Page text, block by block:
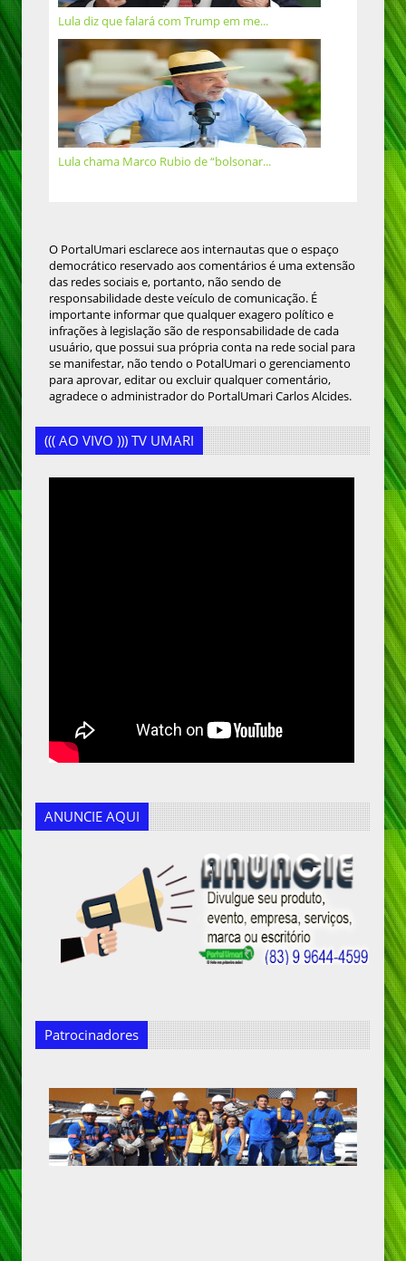
Lula diz que falará com Trump em me...
Lula chama Marco Rubio de “bolsonar...
O PortalUmari esclarece aos internautas que o espaço
democrático reservado aos comentários é uma extensão
das redes sociais e, portanto, não sendo de
responsabilidade deste veículo de comunicação. É
importante informar que qualquer exagero político e
infrações à legislação são de responsabilidade de cada
usuário, que possui sua própria conta na rede social para
se manifestar, não tendo o PotalUmari o gerenciamento
para aprovar, editar ou excluir qualquer comentário,
agradece o administrador do PortalUmari Carlos Alcides.
((( AO VIVO ))) TV UMARI
ANUNCIE AQUI
Patrocinadores